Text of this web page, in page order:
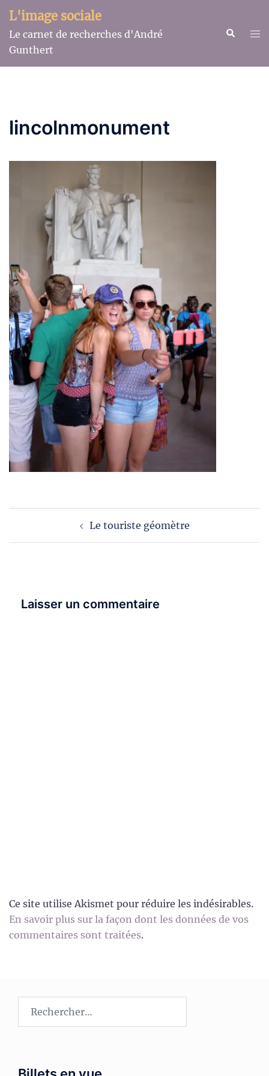
Aller
au
contenu
L'image sociale
Le carnet de recherches d'André
Gunthert
lincolnmonument
Le touriste géomètre
Laisser un commentaire
Ce site utilise Akismet pour réduire les indésirables.
En savoir plus sur la façon dont les données de vos
commentaires sont traitées.